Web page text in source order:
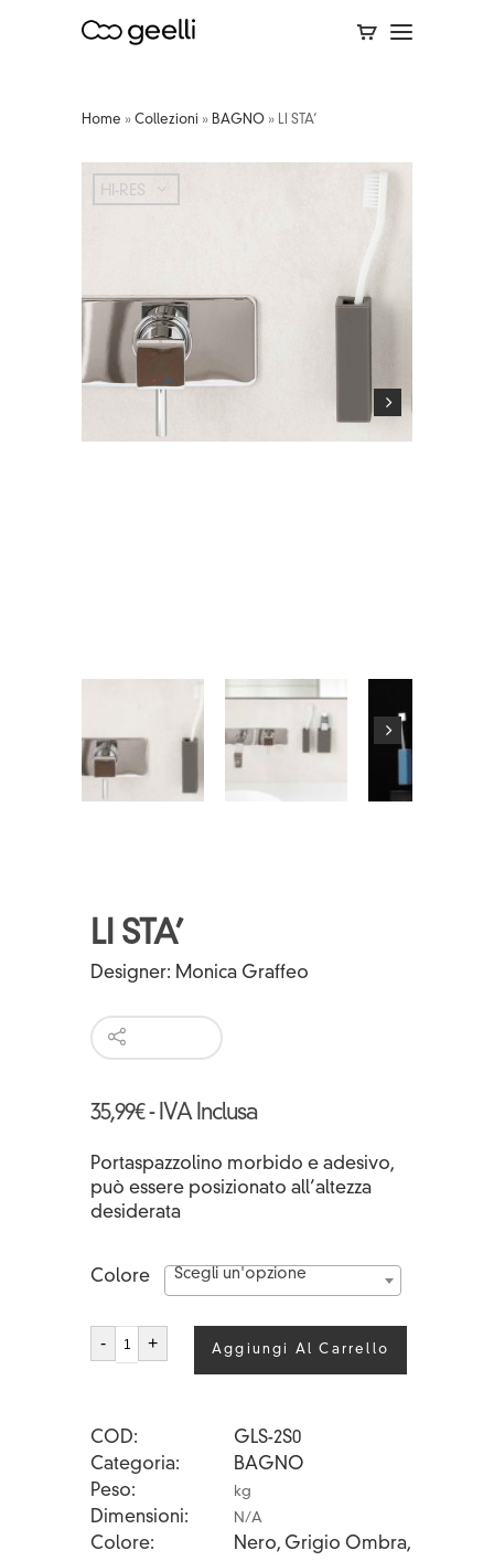
Home » Collezioni » BAGNO » LI STA’
HI-RES
LI STA’
Designer: Monica Graffeo
35,99€ - IVA Inclusa
Portaspazzolino morbido e adesivo,
può essere posizionato all’altezza
desiderata
Colore Scegli un'opzione
STA'
- + Aggiungi Al Carrello
COD
GLS-2S0
Categoria
BAGNO
Peso
kg
Dimensioni N/A
Colore
Nero, Grigio Ombra,